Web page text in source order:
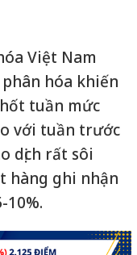
Việt Nam
hóa khiến
tuần mức
với tuần trước
dịch rất sôi
hàng ghi nhận
10%.